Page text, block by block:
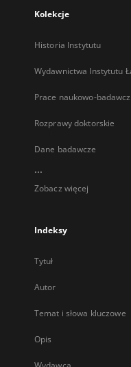
Kolekcje
Historia Instytutu
Wydawnictwa Instytutu
Prace naukowo-
Rozprawy doktorskie
Dane badawcze
...
Zobacz więcej
Indeksy
Tytuł
Autor
Temat i słowa kluczowe
Opis